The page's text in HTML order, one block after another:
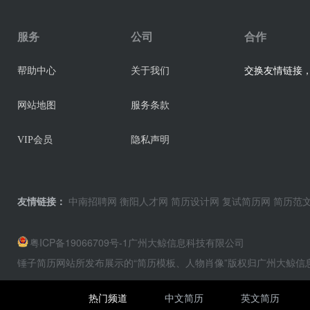
服务
帮助中心
网站地图
VIP会员
公司
关于我们
服务条款
隐私声明
合作
交换友情链接
友情链接： 中南招聘网 衡阳人才网 简历设计网 复试简历网 简历范
粤ICP备19066709号-1 广州大鲸信息科技有限公司
锤子简历网站所发布展示的“简历模板、人物肖像”版权归广州大鲸
热门频道 中文简历 英文简历